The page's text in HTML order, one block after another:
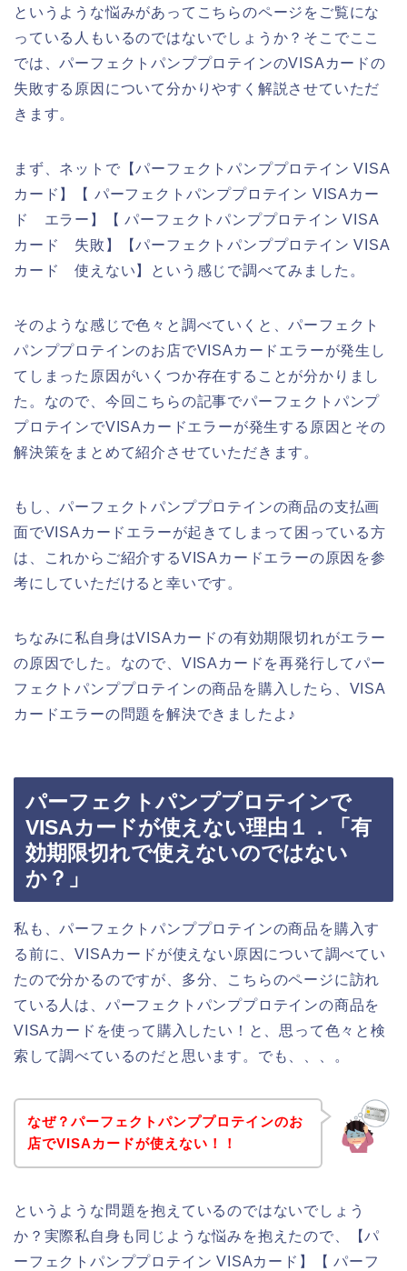
というような悩みがあってこちらのページをご覧にな
っている人もいるのではないでしょうか？そこでここ
では、パーフェクトパンププロテインのVISAカードの
失敗する原因について分かりやすく解説させていただ
きます。
まず、ネットで【パーフェクトパンププロテイン VISA
カード】【 パーフェクトパンププロテイン VISAカー
ド エラー】【 パーフェクトパンププロテイン VISA
カード 失敗】【パーフェクトパンププロテイン VISA
カード 使えない】という感じで調べてみました。
そのような感じで色々と調べていくと、パーフェクト
パンププロテインのお店でVISAカードエラーが発生し
てしまった原因がいくつか存在することが分かりまし
た。なので、今回こちらの記事でパーフェクトパンプ
プロテインでVISAカードエラーが発生する原因とその
解決策をまとめて紹介させていただきます。
もし、パーフェクトパンププロテインの商品の支払画
面でVISAカードエラーが起きてしまって困っている方
は、これからご紹介するVISAカードエラーの原因を参
考にしていただけると幸いです。
ちなみに私自身はVISAカードの有効期限切れがエラー
の原因でした。なので、VISAカードを再発行してパー
フェクトパンププロテインの商品を購入したら、VISA
カードエラーの問題を解決できましたよ♪
パーフェクトパンププロテインで
VISAカードが使えない理由１．「有
効期限切れで使えないのではない
か？」
私も、パーフェクトパンププロテインの商品を購入す
る前に、VISAカードが使えない原因について調べてい
たので分かるのですが、多分、こちらのページに訪れ
ている人は、パーフェクトパンププロテインの商品を
VISAカードを使って購入したい！と、思って色々と検
索して調べているのだと思います。でも、、、。
なぜ？パーフェクトパンププロテインのお
店でVISAカードが使えない！！
というような問題を抱えているのではないでしょう
か？実際私自身も同じような悩みを抱えたので、【パ
ーフェクトパンププロテイン VISAカード】【 パーフ